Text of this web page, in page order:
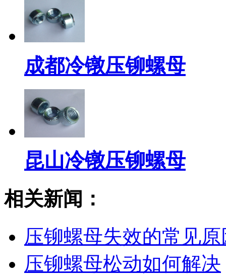
成都冷镦压铆螺母
昆山冷镦压铆螺母
相关新闻：
压铆螺母失效的常见
压铆螺母松动如何解决